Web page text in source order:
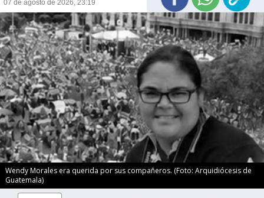
07 de agosto de 2026, 23:19
Wendy Morales era querida por sus compañeros. (Foto: Arquidiócesis de
Guatemala)